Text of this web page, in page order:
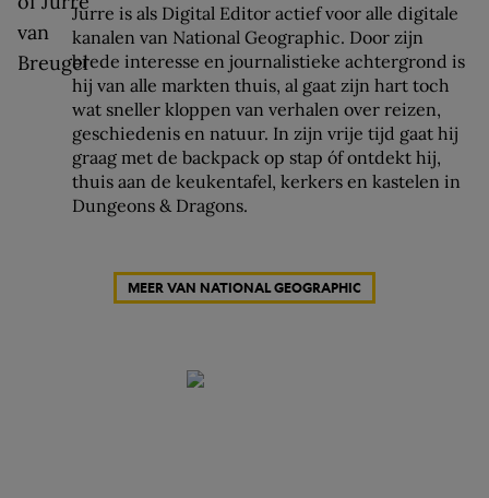
Jurre is als Digital Editor actief voor alle digitale
kanalen van National Geographic. Door zijn
brede interesse en journalistieke achtergrond is
hij van alle markten thuis, al gaat zijn hart toch
wat sneller kloppen van verhalen over reizen,
geschiedenis en natuur. In zijn vrije tijd gaat hij
graag met de backpack op stap óf ontdekt hij,
thuis aan de keukentafel, kerkers en kastelen in
Dungeons & Dragons.
MEER VAN NATIONAL GEOGRAPHIC